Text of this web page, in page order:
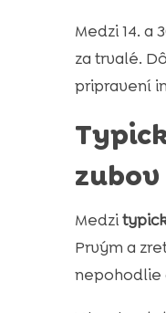
Medzi 14. a
za trvalé.
pripravení
zubov
Medzi
Prvým a
nepohodlie